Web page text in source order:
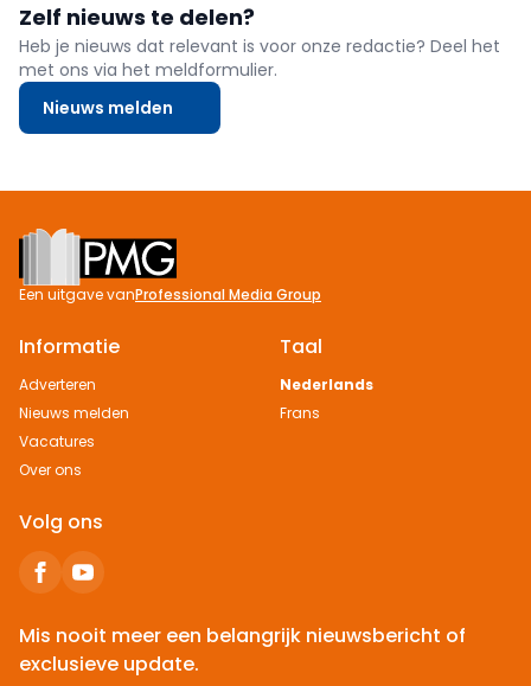
Zelf nieuws te delen?
Heb je nieuws dat relevant is voor onze redactie? Deel het
met ons via het meldformulier.
Nieuws melden
Footer
Een uitgave vanProfessional Media Group
Informatie
Adverteren
Nieuws melden
Vacatures
Over ons
Taal
Nederlands
Frans
Volg ons
Mis nooit meer een belangrijk nieuwsbericht of
exclusieve update.